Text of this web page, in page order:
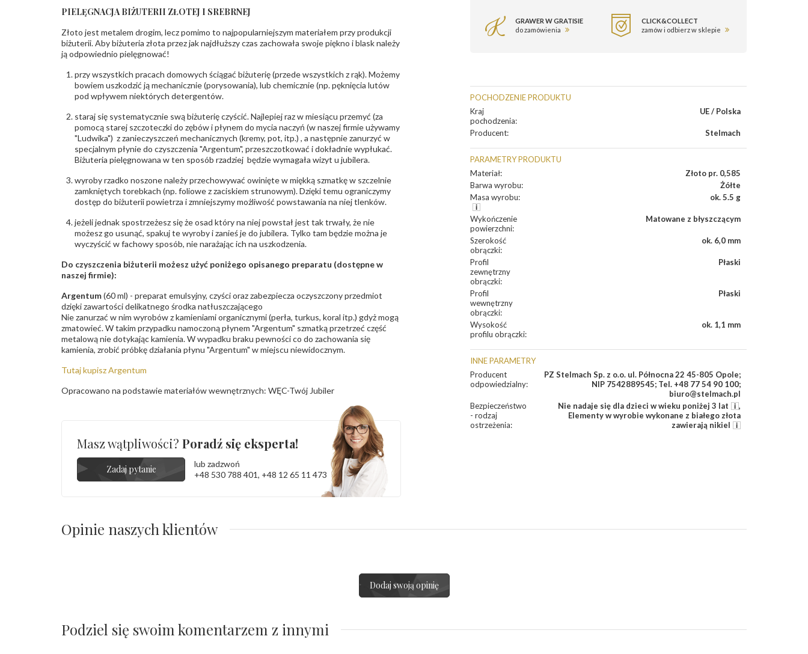
GRAWER W GRATISIE
do zamówienia
CLICK&COLLECT
zamów i odbierz w sklepie
POCHODZENIE PRODUKTU
Kraj
pochodzenia:
UE / Polska
Producent: Stelmach
PARAMETRY PRODUKTU
Materiał:
Złoto pr. 0,585
Barwa wyrobu:
Żółte
Masa wyrobu: ok. 5.5 g
Wykończenie
powierzchni:
Matowane z błyszczącym
Szerokość
obrączki:
ok. 6,0 mm
Profil
zewnętrzny
obrączki:
Płaski
Profil
wewnętrzny
obrączki:
Płaski
Wysokość
profilu obrączki:
ok. 1,1 mm
INNE PARAMETRY
Producent
odpowiedzialny:
PZ Stelmach Sp. z o.o. ul. Północna 22 45-805 Opole;
NIP 7542889545; Tel. +48 77 54 90 100;
biuro@stelmach.pl
Bezpieczeństwo
- rodzaj
ostrzeżenia:
Nie nadaje się dla dzieci w wieku poniżej 3 lat
,
Elementy w wyrobie wykonane z białego złota
zawierają nikiel
PIELĘGNACJA BIŻUTERII ZŁOTEJ I SREBRNEJ
Złoto jest metalem drogim, lecz pomimo to najpopularniejszym materiałem przy produkcji
biżuterii. Aby biżuteria złota przez jak najdłuższy czas zachowała swoje piękno i blask należy
ją odpowiednio pielęgnować!
przy wszystkich pracach domowych ściągać biżuterię (przede wszystkich z rąk). Możemy
bowiem uszkodzić ją mechanicznie (porysowania), lub chemicznie (np. pęknięcia lutów
pod wpływem niektórych detergentów.
staraj się systematycznie swą biżuterię czyścić. Najlepiej raz w miesiącu przemyć (za
pomocą starej szczoteczki do zębów i płynem do mycia naczyń (w naszej firmie używamy
"Ludwika") z zanieczyszczeń mechanicznych (kremy, pot, itp.) , a następnie zanurzyć w
specjalnym płynie do czyszczenia "Argentum", przeszczotkować i dokładnie wypłukać.
Biżuteria pielęgnowana w ten sposób rzadziej będzie wymagała wizyt u jubilera.
wyroby rzadko noszone należy przechowywać owinięte w miękką szmatkę w szczelnie
zamkniętych torebkach (np. foliowe z zaciskiem strunowym). Dzięki temu ograniczymy
dostęp do biżuterii powietrza i zmniejszymy możliwość powstawania na niej tlenków.
jeżeli jednak spostrzeżesz się że osad który na niej powstał jest tak trwały, że nie
możesz go usunąć, spakuj te wyroby i zanieś je do jubilera. Tylko tam będzie można je
wyczyścić w fachowy sposób, nie narażając ich na uszkodzenia.
Do czyszczenia biżuterii możesz użyć poniżego opisanego preparatu (dostępne w
naszej firmie):
Argentum(60 ml) - preparat emulsyjny, czyści oraz zabezpiecza oczyszczony przedmiot
dzięki zawartości delikatnego środka natłuszczającego
Nie zanurzać w nim wyrobów z kamieniami organicznymi (perła, turkus, koral itp.) gdyż mogą
zmatowieć. W takim przypadku namoczoną płynem "Argentum" szmatką przetrzeć część
metalową nie dotykając kamienia. W wypadku braku pewności co do zachowania się
kamienia, zrobić próbkę działania płynu "Argentum" w miejscu niewidocznym.
Tutaj kupisz Argentum
Opracowano na podstawie materiałów wewnętrznych: WĘC-Twój Jubiler
Masz wątpliwości? Poradź się eksperta!
Zadaj pytanie
lub zadzwoń
+48 530 788 401, +48 12 65 11 473
Opinie naszych klientów
Dodaj swoją opinię
Podziel się swoim komentarzem z innymi